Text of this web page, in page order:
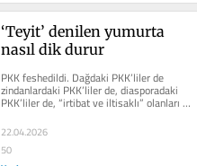
‘Teyit’ denilen yumurta
nasıl dik durur
PKK feshedildi. Dağdaki PKK’liler de
zindanlardaki PKK’liler de, diasporadaki
PKK’liler de, “irtibat ve iltisaklı” olanları
22.04.2026
50